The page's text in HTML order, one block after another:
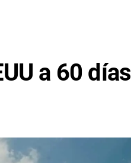
a 60 días